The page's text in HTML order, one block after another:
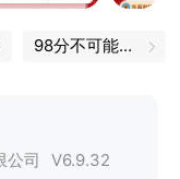
98分不可能的，我都是100分
公司 V6.9.32